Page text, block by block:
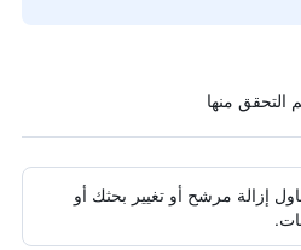
إزالة مرشح أو تغيير بحثك أو